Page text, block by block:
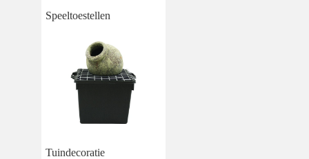
Speeltoestellen
Tuindecoratie